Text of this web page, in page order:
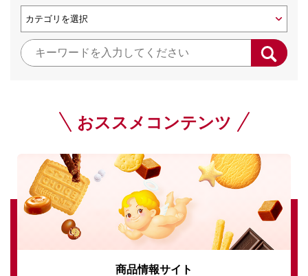
おススメコンテンツ
商品情報サイト